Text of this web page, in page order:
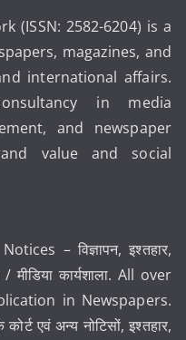
(ISSN: 2582-6204) is a
magazines, and
international affairs.
in media
and newspaper
value and social
– विज्ञापन, इश्तहार,
मीडिया कार्यशाला. All over
in Newspapers.
एवं अन्य नोटिसों, इश्तहार,